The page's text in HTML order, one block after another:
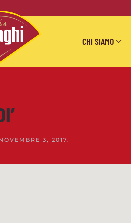
CHI SIAMO
NOVEMBRE 3, 2017.